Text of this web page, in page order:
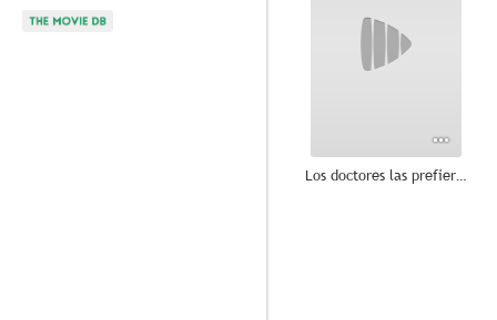
Los doctores las prefieren desnudas